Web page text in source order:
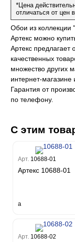
Спектрум Только
Спектрум Про
Пальмария
Спектрум Бокс
Бергги
Карназза
Биги
Легенда
City Glow
Wisper
Boho
Shades
Sherlock
Riva
Salsa
Florentine III
Prisma
La Storia
Wiganford
Crystal
Crystal Stone
Du&Ka
Lifestyle
Prestige
Linen
Natura
*Цена
отличаться от цен
Обои из коллекции
Артекс можно
Артекс
качественных
множество других
интернет-
Гарантия от
по телефону.
С этим
Арт. 10688-01
Артекс 10688-01
a
Арт. 10688-02